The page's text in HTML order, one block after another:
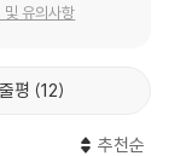
및 유의사항
평 12
추천순